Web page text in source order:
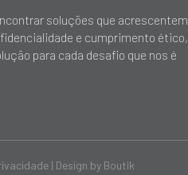
soluções que acrescentem
e cumprimento ético,
para cada desafio que nos é
| Design by Boutik